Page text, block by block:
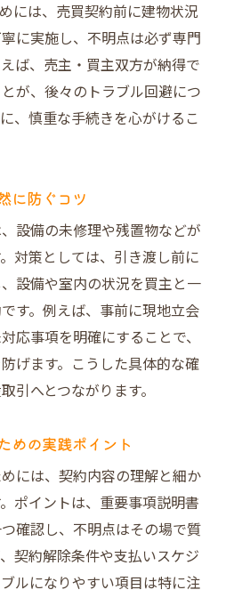
には、売買契約前に建物状況
に実施し、不明点は必ず専門
ば、売主・買主双方が納得で
が、後々のトラブル回避につ
、慎重な手続きを心がけるこ
に防ぐコツ
設備の未修理や残置物などが
対策としては、引き渡し前に
設備や室内の状況を買主と一
す。例えば、事前に現地立会
応事項を明確にすることで、
げます。こうした具体的な確
引へとつながります。
めの実践ポイント
には、契約内容の理解と細か
ポイントは、重要事項説明書
確認し、不明点はその場で質
契約解除条件や支払いスケジ
ルになりやすい項目は特に注